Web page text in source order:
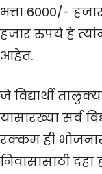
भत्ता 6000/-
हजार रुपये हे
आहेत.
जे विद्यार्थी
यासारख्या सर्व
रक्कम ही
निवासासाठी